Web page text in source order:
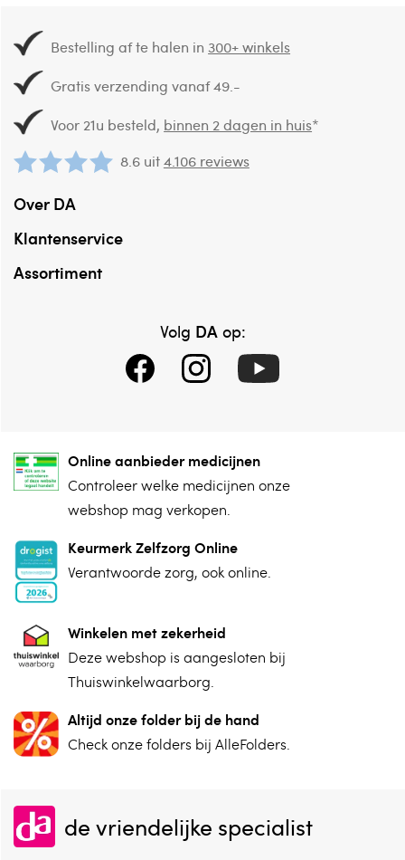
Bestelling af te halen in300+ winkels
Gratis verzending vanaf 49.-
Voor 21u besteld, binnen 2 dagen in huis*
8.6 uit4.106 reviews
Over DA
Klantenservice
Assortiment
Volg DAop:
Online aanbieder medicijnen
⁠Controleer welke medicijnen onze
webshop mag verkopen.
Keurmerk Zelfzorg Online
⁠Verantwoorde zorg, ⁠ook online.
Winkelen met zekerheid
⁠Deze webshop is aangesloten ⁠bij
Thuiswinkelwaarborg.
Altijd onze folder bij de hand
Check onze folders ⁠bij AlleFolders.
de vriendelijke specialist